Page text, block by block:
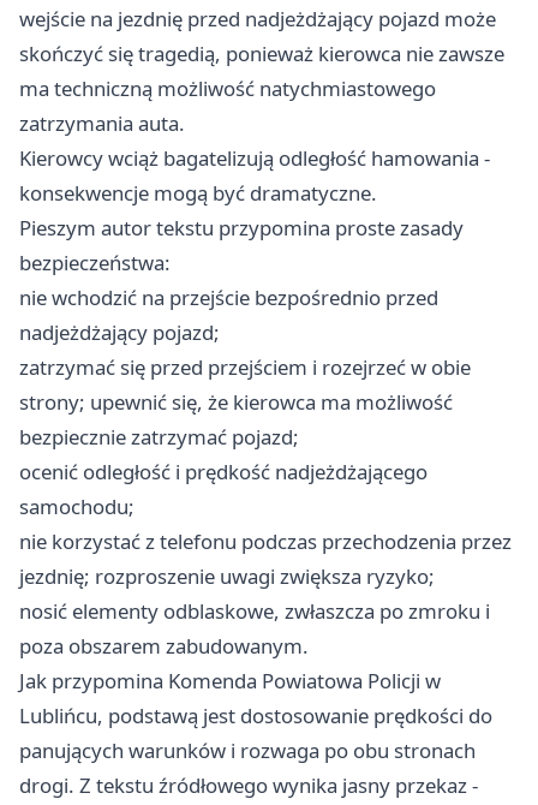
wejście na jezdnię przed nadjeżdżający pojazd może
skończyć się tragedią, ponieważ kierowca nie zawsze
ma techniczną możliwość natychmiastowego
zatrzymania auta.
Kierowcy wciąż bagatelizują odległość hamowania -
konsekwencje mogą być dramatyczne.
Pieszym autor tekstu przypomina proste zasady
bezpieczeństwa:
nie wchodzić na przejście bezpośrednio przed
nadjeżdżający pojazd;
zatrzymać się przed przejściem i rozejrzeć w obie
strony; upewnić się, że kierowca ma możliwość
bezpiecznie zatrzymać pojazd;
ocenić odległość i prędkość nadjeżdżającego
samochodu;
nie korzystać z telefonu podczas przechodzenia przez
jezdnię; rozproszenie uwagi zwiększa ryzyko;
nosić elementy odblaskowe, zwłaszcza po zmroku i
poza obszarem zabudowanym.
Jak przypomina Komenda Powiatowa Policji w
Lublińcu, podstawą jest dostosowanie prędkości do
panujących warunków i rozwaga po obu stronach
drogi. Z tekstu źródłowego wynika jasny przekaz -